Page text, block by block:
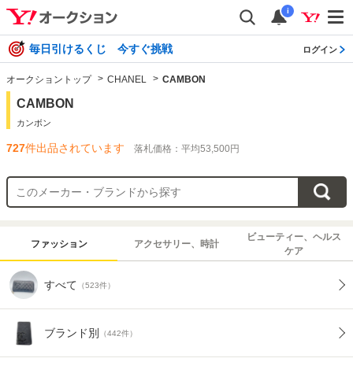
i
毎日引けるくじ 今すぐ挑戦 ログイン
オークショントップ CHANEL CAMBON
CAMBON
カンボン
727件出品されています 落札価格：平均53,500円
ファッション アクセサリー、時計
ビューティー、ヘルス
ケア
すべて （523件）
ブランド別 （442件）